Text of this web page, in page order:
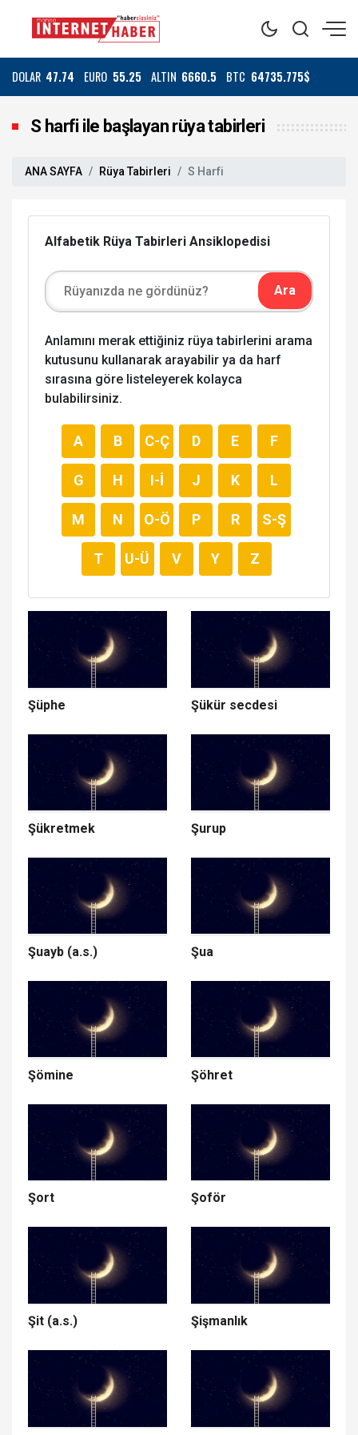
DOLAR 47.74 EURO 55.25 ALTIN 6660.5 BTC 64735.775$
S harfi ile başlayan rüya tabirleri
ANA SAYFA Rüya Tabirleri S Harfi
Alfabetik Rüya Tabirleri Ansiklopedisi
Anlamını merak ettiğiniz rüya tabirlerini arama
kutusunu kullanarak arayabilir ya da harf
sırasına göre listeleyerek kolayca
bulabilirsiniz.
A B C-Ç D E F
G H I-İ J K L
M N O-Ö P R S-Ş
T U-Ü V Y Z
Şüphe Şükür secdesi
Şükretmek Şurup
Şuayb (a.s.) Şua
Şömine Şöhret
Şort Şoför
Şit (a.s.) Şişmanlık